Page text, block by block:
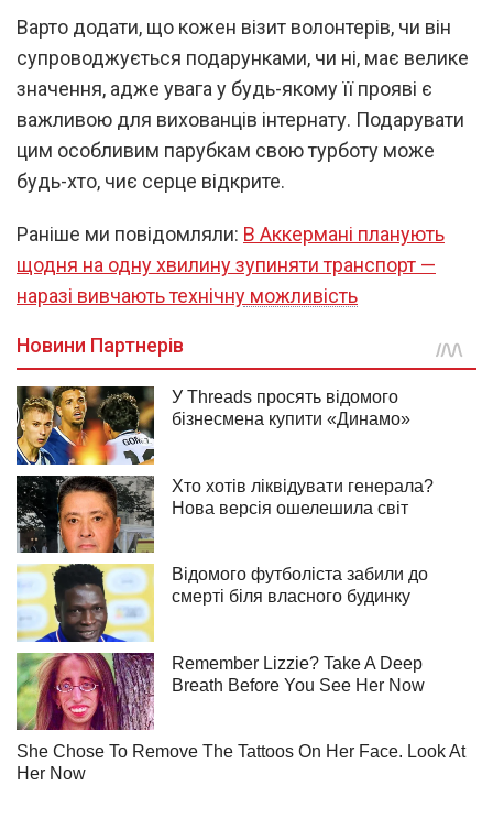
Варто додати, що кожен візит волонтерів, чи він
супроводжується подарунками, чи ні, має велике
значення, адже увага у будь-якому її прояві є
важливою для вихованців інтернату. Подарувати
цим особливим парубкам свою турботу може
будь-хто, чиє серце відкрите.
Раніше ми повідомляли: В Аккермані планують
щодня на одну хвилину зупиняти транспорт —
наразі вивчають технічну можливість